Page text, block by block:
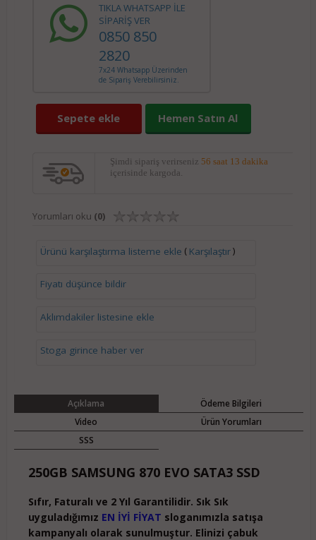
TIKLA WHATSAPP İLE
SİPARİŞ VER
0850 850
2820
7x24 Whatsapp Üzerinden
de Sipariş Verebilirsiniz.
Sepete ekle Hemen Satın Al
Şimdi sipariş verirseniz 56 saat 13 dakika
içerisinde kargoda.
Yorumları oku (0)
Ürünü karşılaştırma listeme ekle ( Karşılaştır)
Fiyatı düşünce bildir
Aklımdakiler listesine ekle
Stoga girince haber ver
Açıklama
Ödeme Bilgileri
Video
Ürün Yorumları
SSS
250GB SAMSUNG 870 EVO SATA3 SSD
Sıfır, Faturalı ve 2 Yıl Garantilidir. Sık Sık
uyguladığımız EN İYİ FİYAT sloganımızla satışa
kampanyalı olarak sunulmuştur. Elinizi çabuk